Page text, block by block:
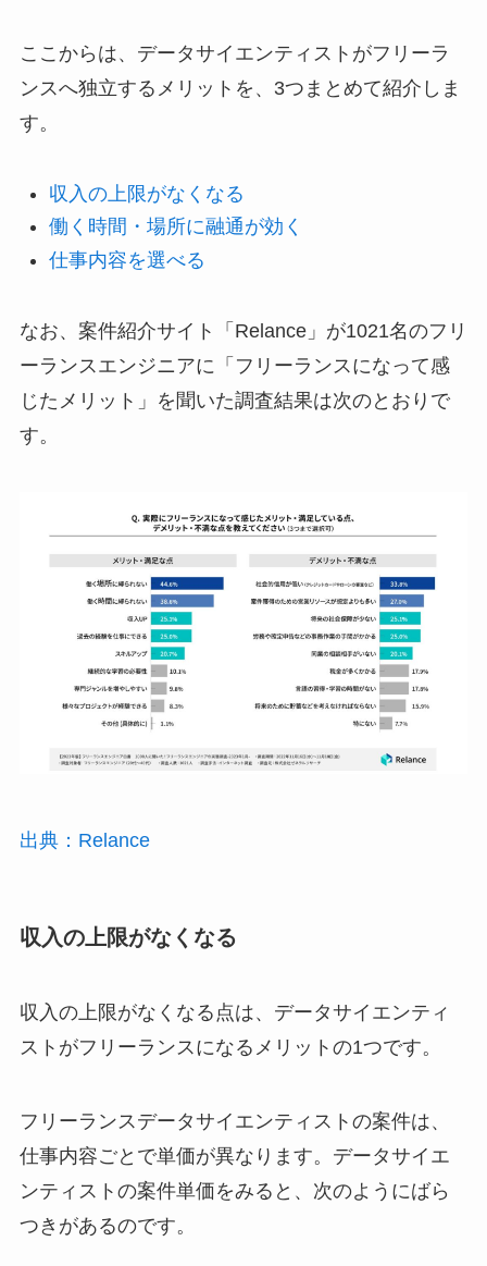
ここからは、データサイエンティストがフリーラ
ンスへ独立するメリットを、3つまとめて紹介しま
す。
収入の上限がなくなる
働く時間・場所に融通が効く
仕事内容を選べる
なお、案件紹介サイト「Relance」が1021名のフリ
ーランスエンジニアに「フリーランスになって感
じたメリット」を聞いた調査結果は次のとおりで
す。
出典： Relance
収入の上限がなくなる
収入の上限がなくなる点は、データサイエンティ
ストがフリーランスになるメリットの1つです。
フリーランスデータサイエンティストの案件は、
仕事内容ごとで単価が異なります。データサイエ
ンティストの案件単価をみると、次のようにばら
つきがあるのです。